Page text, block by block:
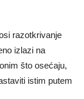
razotkrivanje
izlazi na
što osećaju,
istim putem